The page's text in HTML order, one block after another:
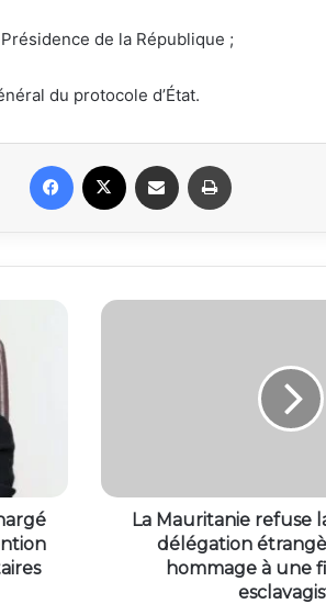
de la République ;
du protocole d’État.
Facebook Partager par email
La Mauritanie refuse
délégation
hommage à une